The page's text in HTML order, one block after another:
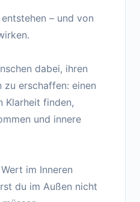
– und von
dabei, ihren
erschaffen: einen
Klarheit finden,
und innere
im Inneren
du im Außen nicht